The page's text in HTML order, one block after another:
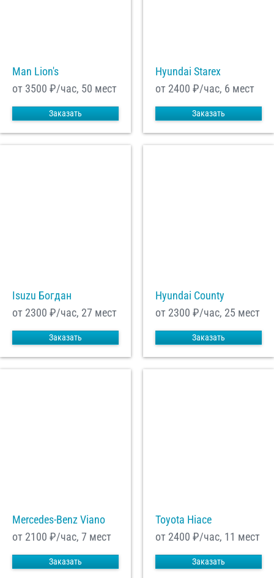
Man Lion's
от 3500 ₽/час, 50 мест
Заказать
Hyundai Starex
от 2400 ₽/час, 6 мест
Заказать
Isuzu Богдан
от 2300 ₽/час, 27 мест
Заказать
Hyundai County
от 2300 ₽/час, 25 мест
Заказать
Mercedes-Benz Viano
от 2100 ₽/час, 7 мест
Заказать
Toyota Hiace
от 2400 ₽/час, 11 мест
Заказать